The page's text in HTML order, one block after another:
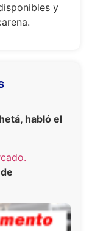
y
habló el